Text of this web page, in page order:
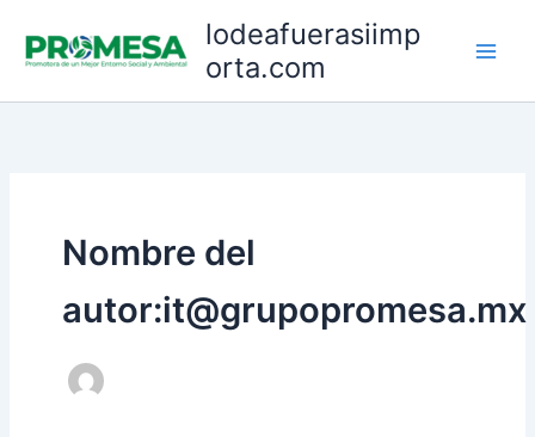
contenido
lodeafuerasiimp
orta.com
Nombre del
autor:it@grupopromesa.mx